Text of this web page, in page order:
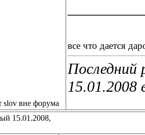
все что дается
Последний
15.01.2008
15.01.2008,